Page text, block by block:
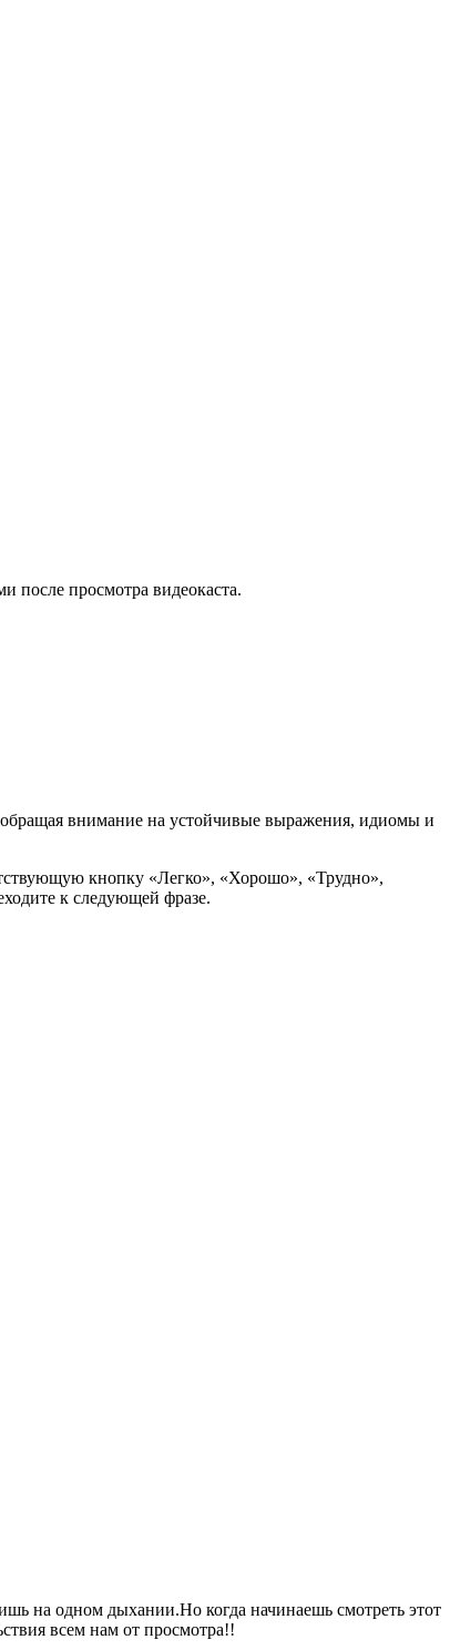
после просмотра видеокаста.
обращая внимание на устойчивые выражения, идиомы и
кнопку «Легко», «Хорошо», «Трудно»,
к следующей фразе.
на одном дыхании.Но когда начинаешь смотреть этот
всем нам от просмотра!!